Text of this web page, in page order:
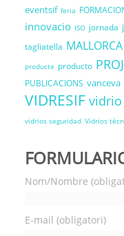
eventsif feria
innovacio ISO jornada
tagliatella MALLORCA
producte producto
PUBLICACIONS vanceva
VIDRESIF vidrio
vidrios seguridad Vidrios
Nom/Nombre
E-mail (obligatori)